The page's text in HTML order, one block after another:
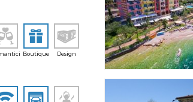
Boutique Design